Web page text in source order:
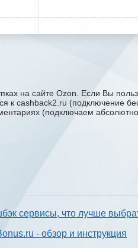
на сайте Ozon. Если Вы
к cashback2.ru (подключение
(подключаем
сервисы, что лучше
- обзор и инструкция